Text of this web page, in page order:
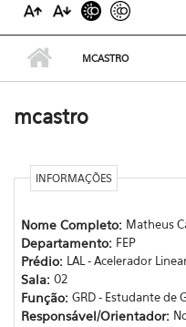
MCASTRO
mcastro
INFORMAÇÕES
Nome Completo: Matheus
Departamento: FEP
Prédio: LAL - Acelerador
Sala: 02
Função: GRD - Estudante de
Responsável/Orientador: